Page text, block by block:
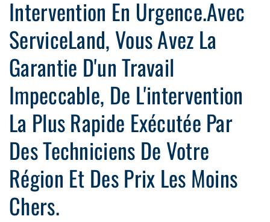
Intervention En Urgence.Avec
ServiceLand, Vous Avez La
Garantie D'un Travail
Impeccable, De L'intervention
La Plus Rapide Exécutée Par
Des Techniciens De Votre
Région Et Des Prix Les Moins
Chers.